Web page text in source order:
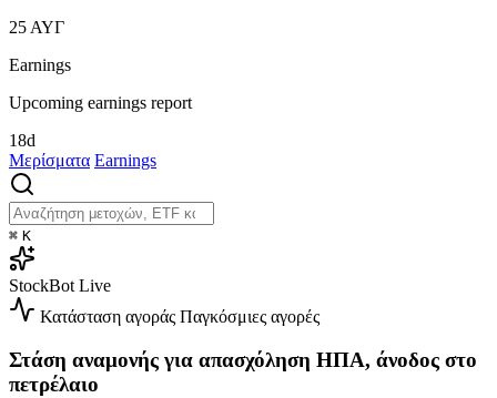
25 ΑΥΓ
Earnings
Upcoming earnings report
18d
Μερίσματα Earnings
⌘ K
StockBot Live
Κατάσταση αγοράς Παγκόσμιες αγορές
Στάση αναμονής για απασχόληση ΗΠΑ, άνοδος στο
πετρέλαιο